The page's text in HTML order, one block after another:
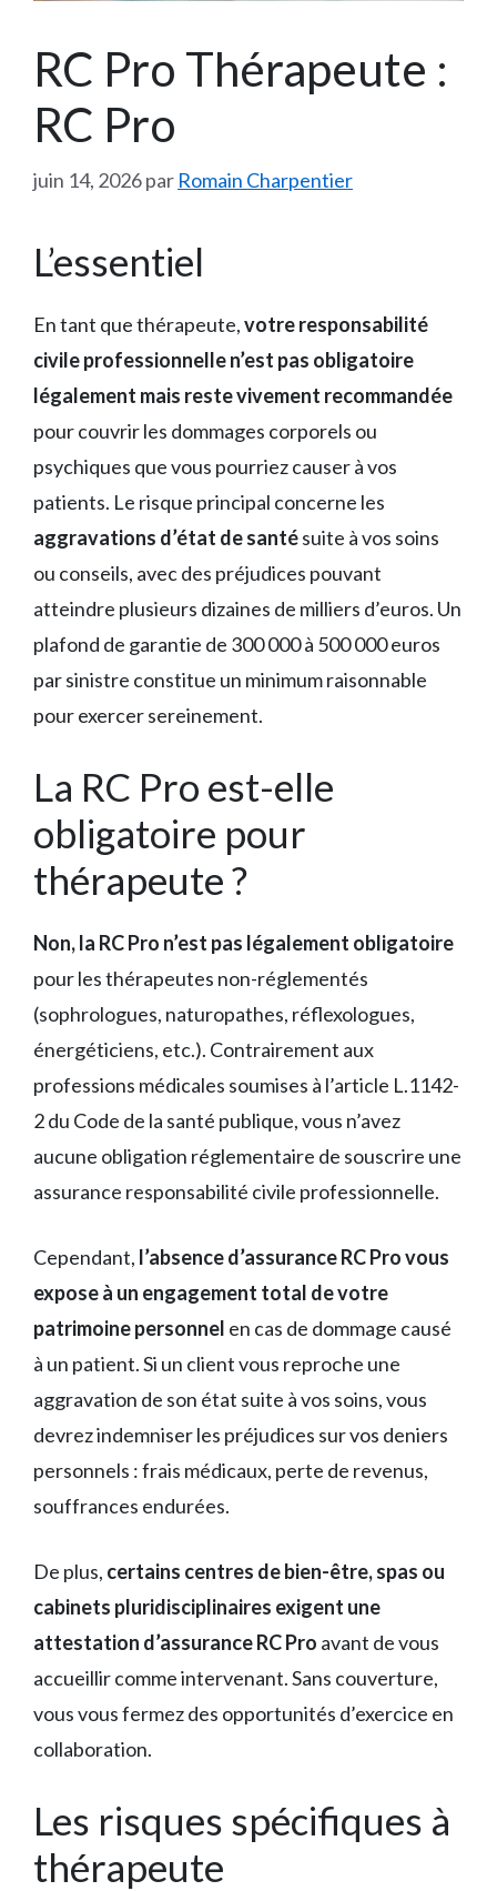
RC Pro Thérapeute :
RC Pro
juin 14, 2026par Romain Charpentier
L’essentiel
En tant que thérapeute,votre responsabilité
civile professionnelle n’est pas obligatoire
légalement mais reste vivement recommandée
pour couvrir les dommages corporels ou
psychiques que vous pourriez causer à vos
patients. Le risque principal concerne les
aggravations d’état de santésuite à vos soins
ou conseils, avec des préjudices pouvant
atteindre plusieurs dizaines de milliers d’euros. Un
plafond de garantie de 300 000 à 500 000 euros
par sinistre constitue un minimum raisonnable
pour exercer sereinement.
La RC Pro est-elle
obligatoire pour
thérapeute ?
Non, la RC Pro n’est pas légalement obligatoire
pour les thérapeutes non-réglementés
(sophrologues, naturopathes, réflexologues,
énergéticiens, etc.). Contrairement aux
professions médicales soumises à l’article L.1142-
2 du Code de la santé publique, vous n’avez
aucune obligation réglementaire de souscrire une
assurance responsabilité civile professionnelle.
Cependant, l’absence d’assurance RC Pro vous
expose à un engagement total de votre
patrimoine personnel en cas de dommage causé
à un patient. Si un client vous reproche une
aggravation de son état suite à vos soins, vous
devrez indemniser les préjudices sur vos deniers
personnels : frais médicaux, perte de revenus,
souffrances endurées.
De plus, certains centres de bien-être, spas ou
cabinets pluridisciplinaires exigent une
attestation d’assurance RC Pro avant de vous
accueillir comme intervenant. Sans couverture,
vous vous fermez des opportunités d’exercice en
collaboration.
Les risques spécifiques à
thérapeute